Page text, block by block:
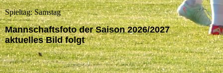
Spieltag: Samstag
Mannschaftsfoto der Saison 2026/2027
aktuelles Bild folgt